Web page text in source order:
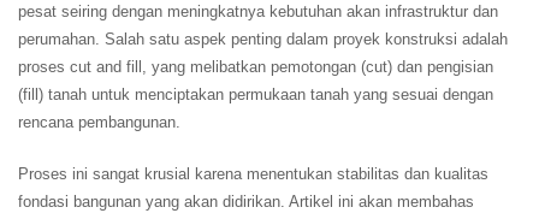
pesat seiring dengan meningkatnya kebutuhan akan infrastruktur dan
perumahan. Salah satu aspek penting dalam proyek konstruksi adalah
proses cut and fill, yang melibatkan pemotongan (cut) dan pengisian
(fill) tanah untuk menciptakan permukaan tanah yang sesuai dengan
rencana pembangunan.
Proses ini sangat krusial karena menentukan stabilitas dan kualitas
fondasi bangunan yang akan didirikan. Artikel ini akan membahas